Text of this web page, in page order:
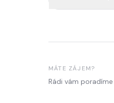
MÁTE ZÁJEM?
Rádi vám